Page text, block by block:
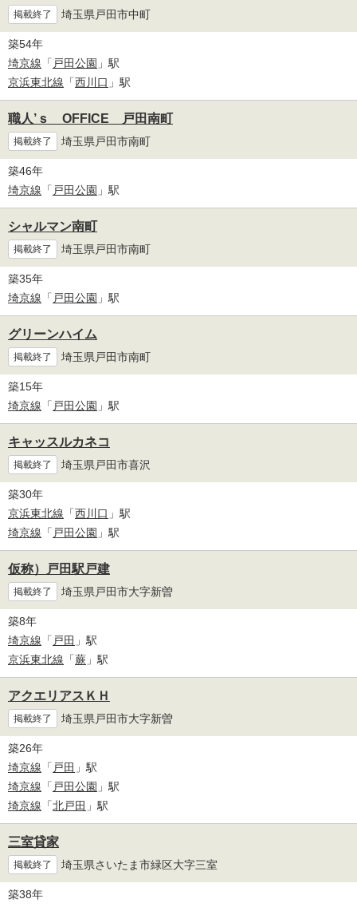
掲載終了 埼玉県戸田市中町
築54年
埼京線 「 戸田公園 」駅
京浜東北線 「西川口 」駅
職人’ｓ OFFICE 戸田南町
掲載終了 埼玉県戸田市南町
築46年
埼京線 「 戸田公園 」駅
シャルマン南町
掲載終了 埼玉県戸田市南町
築35年
埼京線 「 戸田公園 」駅
グリーンハイム
掲載終了 埼玉県戸田市南町
築15年
埼京線 「 戸田公園 」駅
キャッスルカネコ
掲載終了 埼玉県戸田市喜沢
築30年
京浜東北線 「西川口 」駅
埼京線 「 戸田公園 」駅
仮称）戸田駅戸建
掲載終了 埼玉県戸田市大字新曽
築8年
埼京線 「 戸田 」駅
京浜東北線 「蕨 」駅
アクエリアスＫＨ
掲載終了 埼玉県戸田市大字新曽
築26年
埼京線 「 戸田 」駅
埼京線 「 戸田公園 」駅
埼京線 「北戸田 」駅
三室貸家
掲載終了 埼玉県さいたま市緑区大字三室
築38年